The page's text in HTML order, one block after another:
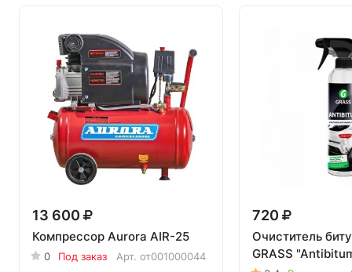
13 600
Компрессор Aurora AIR-25
0 Под заказ Арт. от001000044
720
Очиститель
GRASS